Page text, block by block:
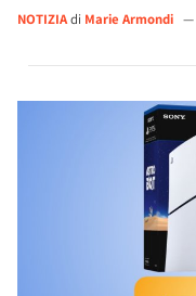
NOTIZIAdi Marie Armondi —